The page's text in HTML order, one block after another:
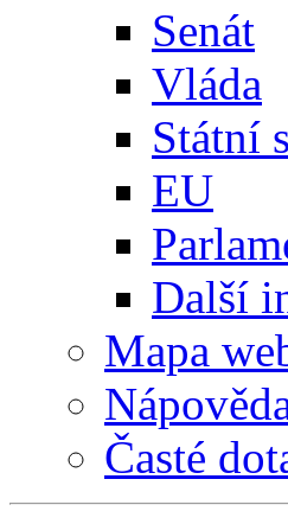
Senát
Vláda
Státní
EU
Další
Mapa
Časté